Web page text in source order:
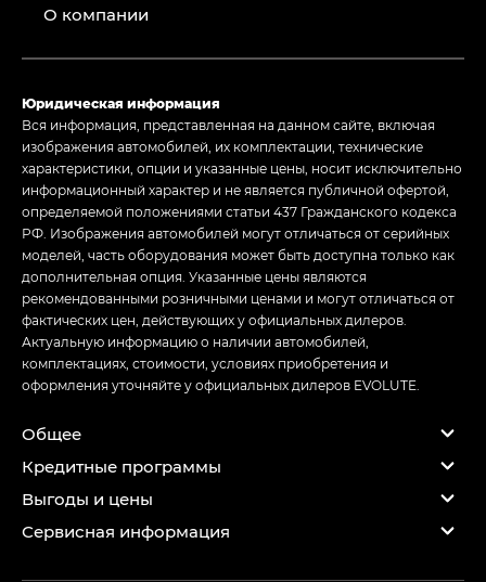
О компании
Юридическая информация
Вся информация, представленная на данном сайте, включая
изображения автомобилей, их комплектации, технические
характеристики, опции и указанные цены, носит исключительно
информационный характер и не является публичной офертой,
определяемой положениями статьи 437 Гражданского кодекса
РФ. Изображения автомобилей могут отличаться от серийных
моделей, часть оборудования может быть доступна только как
дополнительная опция. Указанные цены являются
рекомендованными розничными ценами и могут отличаться от
фактических цен, действующих у официальных дилеров.
Актуальную информацию о наличии автомобилей,
комплектациях, стоимости, условиях приобретения и
оформления уточняйте у официальных дилеров EVOLUTE.
Общее
Кредитные программы
Выгоды и цены
Сервисная информация